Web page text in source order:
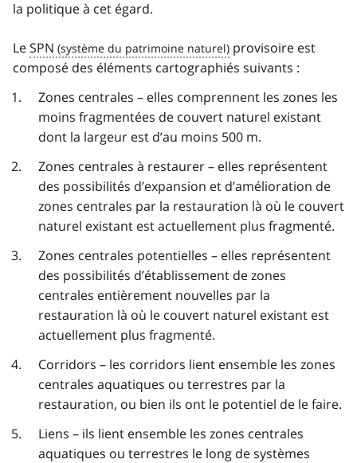
la politique à cet égard.
LeSPN
provisoire est
composé des éléments cartographiés suivants :
Zones centrales – elles comprennent les zones les
moins fragmentées de couvert naturel existant
dont la largeur est d’au moins 500 m.
Zones centrales à restaurer – elles représentent
des possibilités d’expansion et d’amélioration de
zones centrales par la restauration là où le couvert
naturel existant est actuellement plus fragmenté.
Zones centrales potentielles – elles représentent
des possibilités d’établissement de zones
centrales entièrement nouvelles par la
restauration là où le couvert naturel existant est
actuellement plus fragmenté.
Corridors – les corridors lient ensemble les zones
centrales aquatiques ou terrestres par la
restauration, ou bien ils ont le potentiel de le faire.
Liens – ils lient ensemble les zones centrales
aquatiques ou terrestres le long de systèmes